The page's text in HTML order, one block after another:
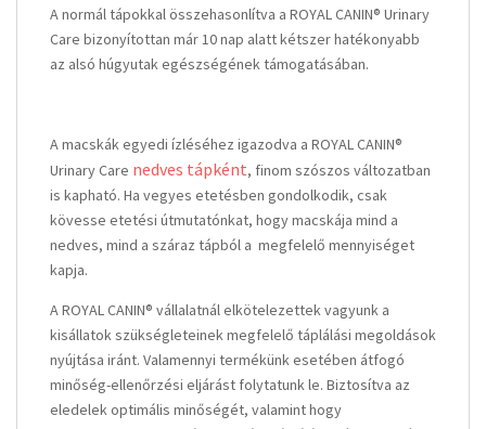
A normál tápokkal összehasonlítva a ROYAL CANIN® Urinary
Care bizonyítottan már 10 nap alatt kétszer hatékonyabb
az alsó húgyutak egészségének támogatásában.
A macskák egyedi ízléséhez igazodva a ROYAL CANIN®
Urinary Care nedves tápként, finom szószos változatban
is kapható. Ha vegyes etetésben gondolkodik, csak
kövesse etetési útmutatónkat, hogy macskája mind a
nedves, mind a száraz tápból a megfelelő mennyiséget
kapja.
A ROYAL CANIN® vállalatnál elkötelezettek vagyunk a
kisállatok szükségleteinek megfelelő táplálási megoldások
nyújtása iránt. Valamennyi termékünk esetében átfogó
minőség-ellenőrzési eljárást folytatunk le. Biztosítva az
eledelek optimális minőségét, valamint hogy